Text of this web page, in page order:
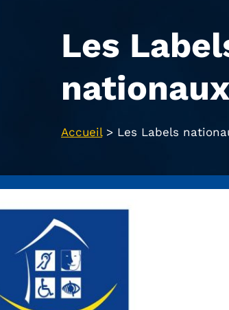
Les
nationaux
Accueil> Les Labels